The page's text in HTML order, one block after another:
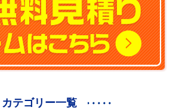
カテゴリー一覧